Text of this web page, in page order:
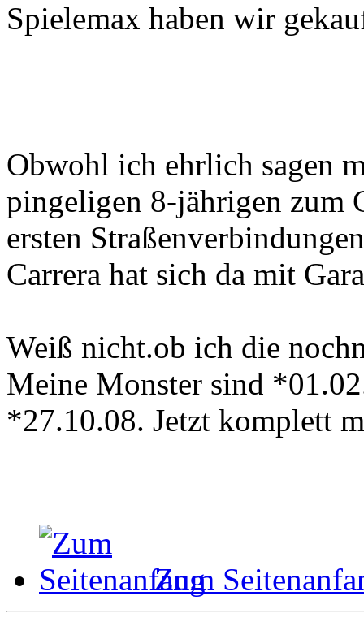
Spielemax haben wir
Obwohl ich ehrlich sagen
pingeligen 8-jährigen zum
ersten
Carrera hat sich da mit
Weiß nicht.ob ich die
Meine Monster sind
*27.10.08. Jetzt komplett
Zum